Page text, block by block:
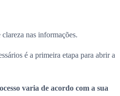
nas informações.
é a primeira etapa para abrir a
varia de acordo com a sua